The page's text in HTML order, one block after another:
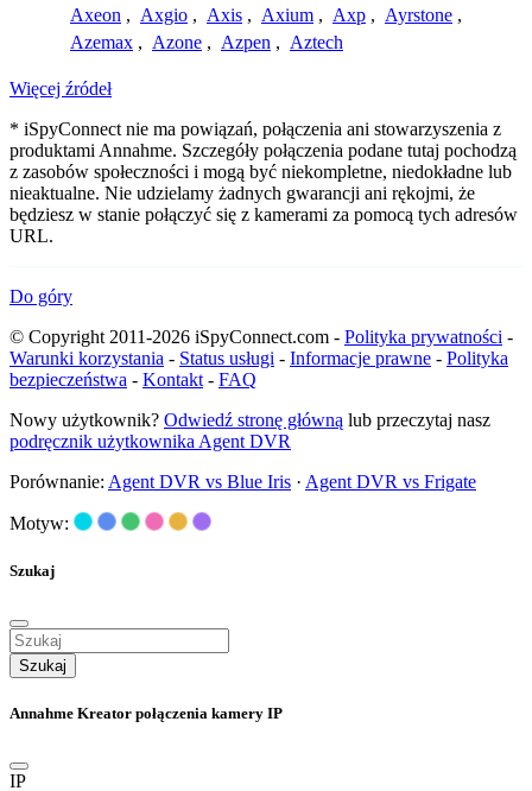
Axeon , Axgio , Axis , Axium , Axp , Ayrstone ,
Azemax , Azone , Azpen , Aztech
Więcej źródeł
* iSpyConnect nie ma powiązań, połączenia ani stowarzyszenia z
produktami Annahme. Szczegóły połączenia podane tutaj pochodzą
z zasobów społeczności i mogą być niekompletne, niedokładne lub
nieaktualne. Nie udzielamy żadnych gwarancji ani rękojmi, że
będziesz w stanie połączyć się z kamerami za pomocą tych adresów
URL.
Do góry
© Copyright 2011-2026 iSpyConnect.com - Polityka prywatności -
Warunki korzystania - Status usługi - Informacje prawne - Polityka
bezpieczeństwa - Kontakt - FAQ
Nowy użytkownik? Odwiedź stronę główną lub przeczytaj nasz
podręcznik użytkownika Agent DVR
Porównanie: Agent DVR vs Blue Iris · Agent DVR vs Frigate
Motyw:
Szukaj
Szukaj
Annahme Kreator połączenia kamery IP
IP